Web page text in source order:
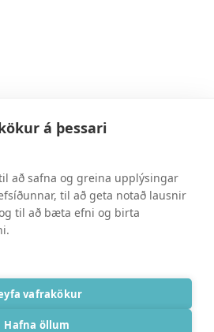
á þessari
að safna og greina upplýsingar
til að geta notað lausnir
til að bæta efni og birta
vafrakökur
Hafna öllum